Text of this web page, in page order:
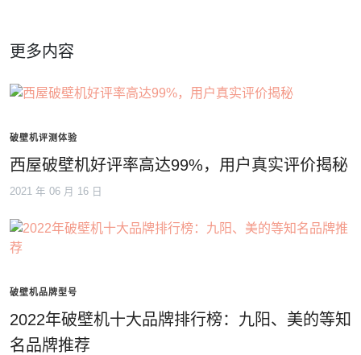
更多内容
破壁机评测体验
西屋破壁机好评率高达99%，用户真实评价揭秘
2021 年 06 月 16 日
破壁机品牌型号
2022年破壁机十大品牌排行榜：九阳、美的等知
名品牌推荐